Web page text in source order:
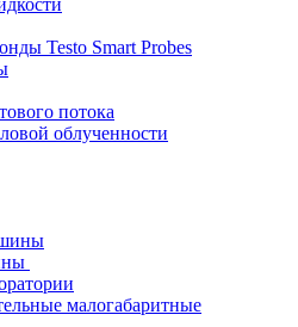
Testo Smart Probes
потока
облученности
малогабаритные